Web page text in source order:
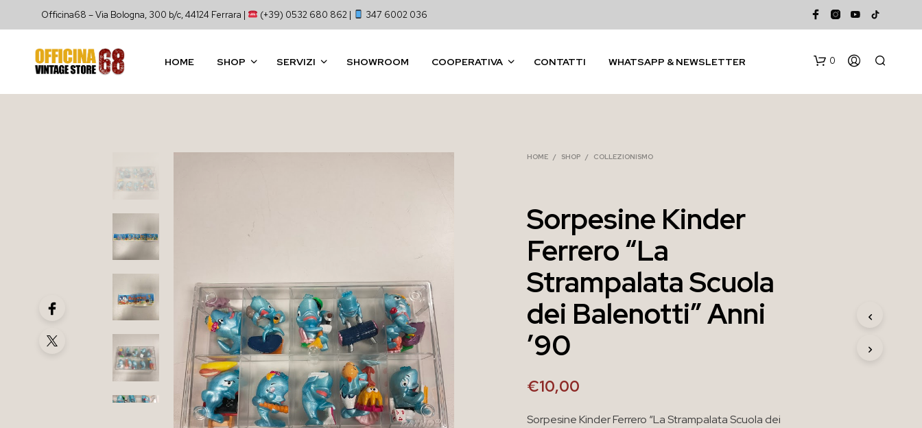
Officina68 – Via Bologna, 300 b/c, 44124 Ferrara | (+39) 0532 680 862 | 347 6002 036
HOME SHOP SERVIZI SHOWROOM COOPERATIVA CONTATTI WHATSAPP & NEWSLETTER 0
HOME / SHOP / COLLEZIONISMO
Sorpesine Kinder
Ferrero “La
Strampalata Scuola
dei Balenotti” Anni
’90
€10,00
Sorpesine Kinder Ferrero “La Strampalata Scuola dei